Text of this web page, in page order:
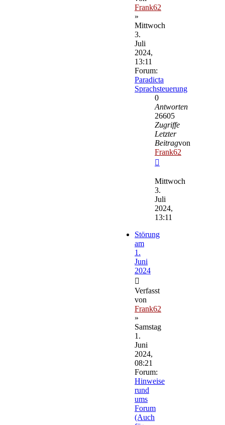
Frank62
»
Mittwoch
3.
Juli
2024,
13:11
Forum:
Paradicta
Sprachsteuerung
0
Antworten
26605
Zugriffe
Letzter
Beitragvon
Frank62
Beitrag
Mittwoch
3.
Juli
2024,
13:11
Störung
am
1.
Juni
2024
Verfasst
von
Frank62
»
Samstag
1.
Juni
2024,
08:21
Forum:
Hinweise
rund
ums
Forum
(Auch